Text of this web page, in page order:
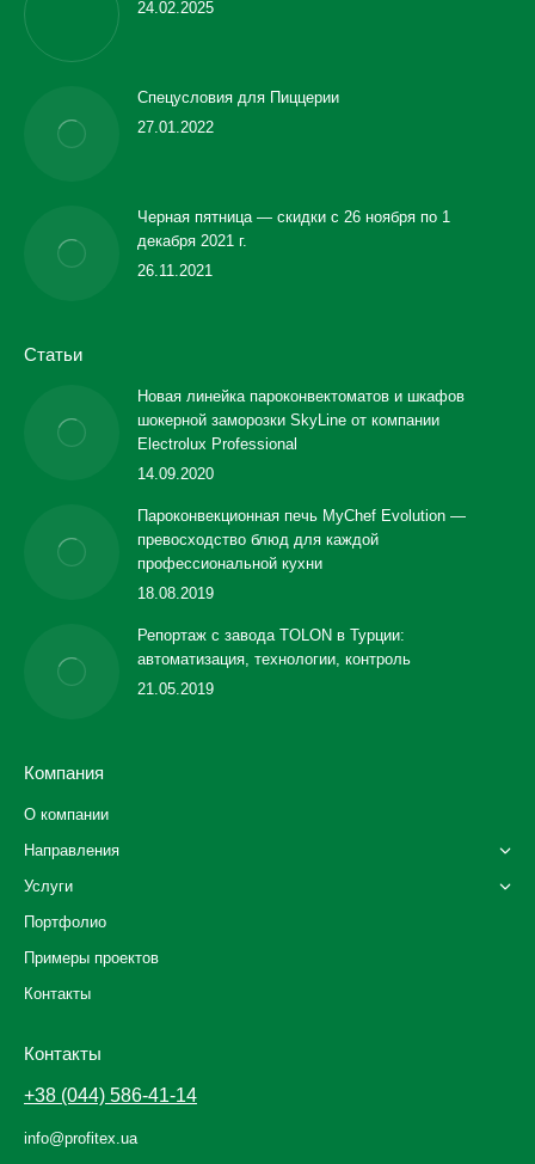
24.02.2025
Спецусловия для Пиццерии
27.01.2022
Черная пятница — скидки с 26 ноября по 1
декабря 2021 г.
26.11.2021
Статьи
Новая линейка пароконвектоматов и шкафов
шокерной заморозки SkyLine от компании
Electrolux Professional
14.09.2020
Пароконвекционная печь MyChef Evolution —
превосходство блюд для каждой
профессиональной кухни
18.08.2019
Репортаж с завода TOLON в Турции:
автоматизация, технологии, контроль
21.05.2019
Компания
О компании
Направления
Услуги
Портфолио
Примеры проектов
Контакты
Контакты
+38 (044) 586-41-14
info@profitex.ua